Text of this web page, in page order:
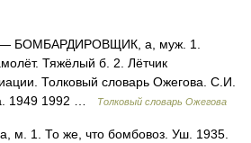
БОМБАРДИРОВЩИК, а, муж. 1.
Тяжёлый б. 2. Лётчик
Толковый словарь Ожегова. С.И.
1949 1992 …
Толковый словарь Ожегова
м. 1. То же, что бомбовоз. Уш. 1935.